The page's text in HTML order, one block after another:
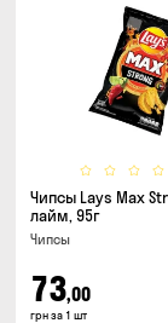
Чипсы Lays Max
лайм, 95г
Чипсы
73,00
грн за 1 шт